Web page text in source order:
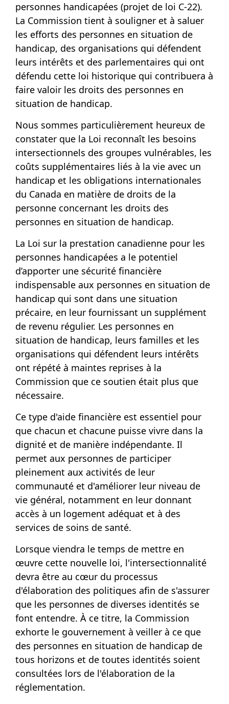
personnes handicapées (projet de loi C-22).
La Commission tient à souligner et à saluer
les efforts des personnes en situation de
handicap, des organisations qui défendent
leurs intérêts et des parlementaires qui ont
défendu cette loi historique qui contribuera à
faire valoir les droits des personnes en
situation de handicap.
Nous sommes particulièrement heureux de
constater que la Loi reconnaît les besoins
intersectionnels des groupes vulnérables, les
coûts supplémentaires liés à la vie avec un
handicap et les obligations internationales
du Canada en matière de droits de la
personne concernant les droits des
personnes en situation de handicap.
La Loi sur la prestation canadienne pour les
personnes handicapées a le potentiel
d’apporter une sécurité financière
indispensable aux personnes en situation de
handicap qui sont dans une situation
précaire, en leur fournissant un supplément
de revenu régulier. Les personnes en
situation de handicap, leurs familles et les
organisations qui défendent leurs intérêts
ont répété à maintes reprises à la
Commission que ce soutien était plus que
nécessaire.
Ce type d'aide financière est essentiel pour
que chacun et chacune puisse vivre dans la
dignité et de manière indépendante. Il
permet aux personnes de participer
pleinement aux activités de leur
communauté et d'améliorer leur niveau de
vie général, notamment en leur donnant
accès à un logement adéquat et à des
services de soins de santé.
Lorsque viendra le temps de mettre en
œuvre cette nouvelle loi, l'intersectionnalité
devra être au cœur du processus
d'élaboration des politiques afin de s'assurer
que les personnes de diverses identités se
font entendre. À ce titre, la Commission
exhorte le gouvernement à veiller à ce que
des personnes en situation de handicap de
tous horizons et de toutes identités soient
consultées lors de l'élaboration de la
réglementation.